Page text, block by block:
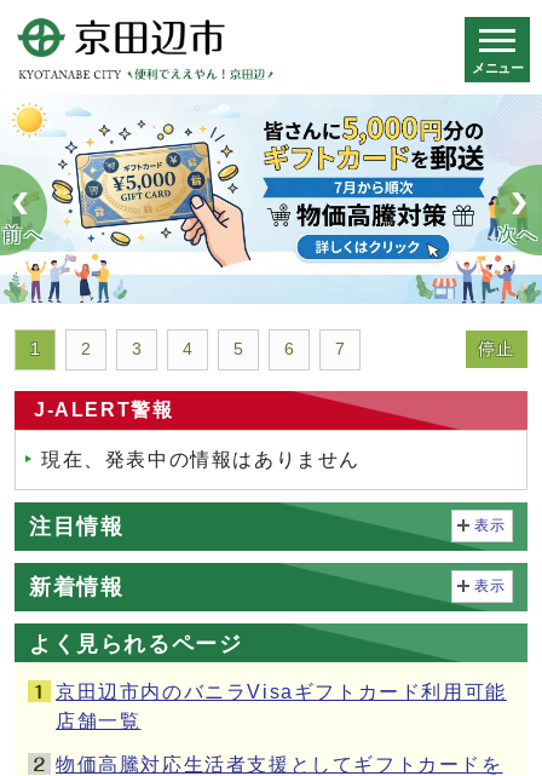
スマートフォン表示用の情報をスキップ
メニュー
前へ 次へ
1 2 3 4 5 6 7 停止
J-ALERT警報
現在、発表中の情報はありません
注目情報 表示
新着情報 表示
よく見られるページ
京田辺市内のバニラVisaギフトカード利用可能
店舗一覧
物価高騰対応生活者支援としてギフトカードを